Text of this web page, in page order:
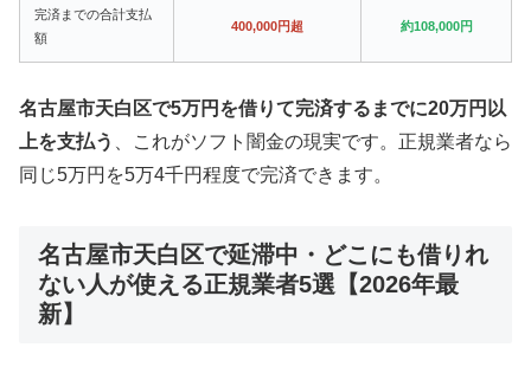
完済までの合計支払
額
400,000円超 約108,000円
名古屋市天白区で5万円を借りて完済するまでに20万円以
上を支払う
、これがソフト闇金の現実です。正規業者なら
同じ5万円を5万4千円程度で完済できます。
名古屋市天白区で延滞中・どこにも借りれ
ない人が使える正規業者5選【2026年最
新】